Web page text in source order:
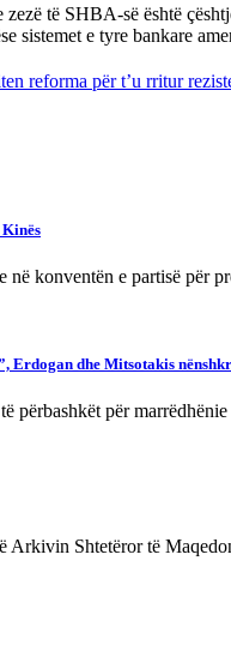
të SHBA-së është
sistemet e tyre bankare
reforma për t’u rritur
Kinës
konventën e partisë për
Erdogan dhe Mitsotakis
përbashkët për
Arkivin Shtetëror të